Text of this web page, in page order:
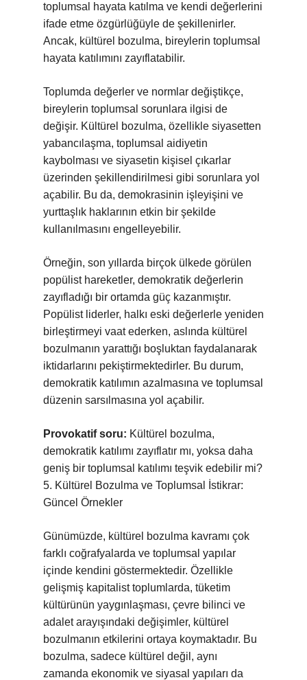
toplumsal hayata katılma ve kendi değerlerini
ifade etme özgürlüğüyle de şekillenirler.
Ancak, kültürel bozulma, bireylerin toplumsal
hayata katılımını zayıflatabilir.
Toplumda değerler ve normlar değiştikçe,
bireylerin toplumsal sorunlara ilgisi de
değişir. Kültürel bozulma, özellikle siyasetten
yabancılaşma, toplumsal aidiyetin
kaybolması ve siyasetin kişisel çıkarlar
üzerinden şekillendirilmesi gibi sorunlara yol
açabilir. Bu da, demokrasinin işleyişini ve
yurttaşlık haklarının etkin bir şekilde
kullanılmasını engelleyebilir.
Örneğin, son yıllarda birçok ülkede görülen
popülist hareketler, demokratik değerlerin
zayıfladığı bir ortamda güç kazanmıştır.
Popülist liderler, halkı eski değerlerle yeniden
birleştirmeyi vaat ederken, aslında kültürel
bozulmanın yarattığı boşluktan faydalanarak
iktidarlarını pekiştirmektedirler. Bu durum,
demokratik katılımın azalmasına ve toplumsal
düzenin sarsılmasına yol açabilir.
Provokatif soru: Kültürel bozulma,
demokratik katılımı zayıflatır mı, yoksa daha
geniş bir toplumsal katılımı teşvik edebilir mi?
5. Kültürel Bozulma ve Toplumsal İstikrar:
Güncel Örnekler
Günümüzde, kültürel bozulma kavramı çok
farklı coğrafyalarda ve toplumsal yapılar
içinde kendini göstermektedir. Özellikle
gelişmiş kapitalist toplumlarda, tüketim
kültürünün yaygınlaşması, çevre bilinci ve
adalet arayışındaki değişimler, kültürel
bozulmanın etkilerini ortaya koymaktadır. Bu
bozulma, sadece kültürel değil, aynı
zamanda ekonomik ve siyasal yapıları da